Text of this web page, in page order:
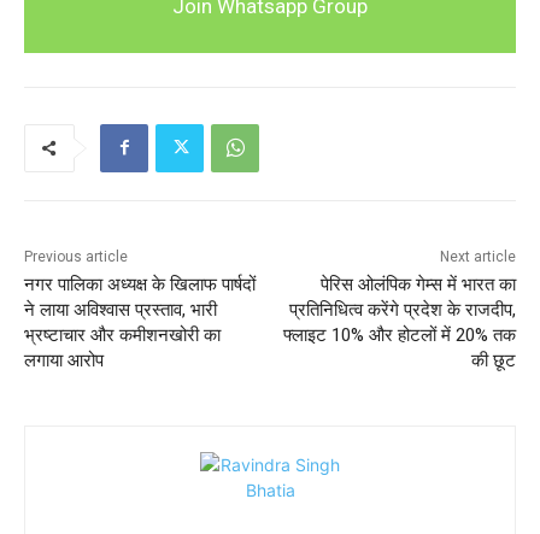
Join Whatsapp Group
Previous article
नगर पालिका अध्यक्ष के खिलाफ पार्षदों
ने लाया अविश्वास प्रस्ताव, भारी
भ्रष्टाचार और कमीशनखोरी का
लगाया आरोप
Next article
पेरिस ओलंपिक गेम्स में भारत का
प्रतिनिधित्व करेंगे प्रदेश के राजदीप,
फ्लाइट 10% और होटलों में 20% तक
की छूट